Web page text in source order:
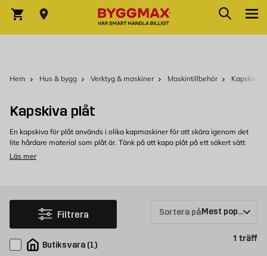
Varukorg Sök
Hem Hus & bygg Verktyg & maskiner Maskintillbehör Kapskiva
Kapskiva plåt
En kapskiva för plåt används i olika kapmaskiner för att skära igenom det
lite hårdare material som plåt är. Tänk på att kapa plåt på ett säkert sätt
och att använda rätt skyddsutrustning, inklusive skyddsglasögon och
Välkommen att kolla in vårt sortiment av kapskivor till plåt som du kan köpa
bekvämt från Byggmax. Kom in till din närmaste Byggmax-butik eller kolla
här online för att se vilken kapskiva till plåt som vi kan erbjuda.
Läs mer
Filtrera
Butiksvara (1)
Sortera på:
1 träff